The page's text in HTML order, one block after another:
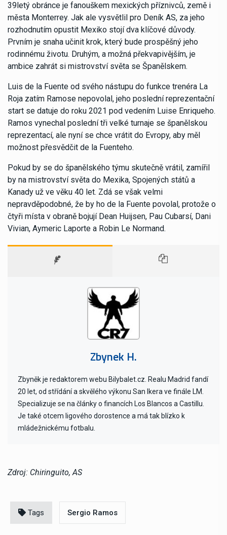
39letý obránce je fanouškem mexických příznivců, země i
města Monterrey. Jak ale vysvětlil pro Deník AS, za jeho
rozhodnutím opustit Mexiko stojí dva klíčové důvody.
Prvním je snaha učinit krok, který bude prospěšný jeho
rodinnému životu. Druhým, a možná překvapivějším, je
ambice zahrát si mistrovství světa se Španělskem.
Luis de la Fuente od svého nástupu do funkce trenéra La
Roja zatím Ramose nepovolal, jeho poslední reprezentační
start se datuje do roku 2021 pod vedením Luise Enriqueho.
Ramos vynechal poslední tři velké turnaje se španělskou
reprezentací, ale nyní se chce vrátit do Evropy, aby měl
možnost přesvědčit de la Fuenteho.
Pokud by se do španělského týmu skutečně vrátil, zamířil
by na mistrovství světa do Mexika, Spojených států a
Kanady už ve věku 40 let. Zdá se však velmi
nepravděpodobné, že by ho de la Fuente povolal, protože o
čtyři místa v obraně bojují Dean Huijsen, Pau Cubarsí, Dani
Vivian, Aymeric Laporte a Robin Le Normand.
Zbynek H.
Zbyněk je redaktorem webu Bilybalet.cz. Realu Madrid fandí
20 let, od střídání a skvělého výkonu San Ikera ve finále LM.
Specializuje se na články o financích Los Blancos a Castillu.
Je také otcem ligového dorostence a má tak blízko k
mládežnickému fotbalu.
Zdroj: Chiringuito, AS
Tags Sergio Ramos